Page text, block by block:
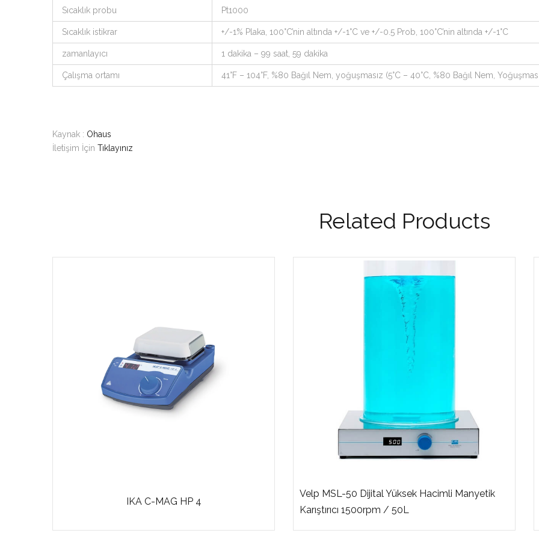
Sıcaklık probu Pt1000
Sıcaklık istikrar +/-1% Plaka, 100°C’nin altında +/-1°C ve +/-0.5 Prob, 100°C’nin altında +/-1°C
zamanlayıcı 1 dakika – 99 saat, 59 dakika
Çalışma ortamı 41°F – 104°F, %80 Bağıl Nem, yoğuşmasız (5°C – 40°C, %80 Bağıl Nem,
Kaynak : Ohaus
İletişim İçin Tıklayınız
Related Products
IKA C-MAG HP 4
Velp MSL-50 Dijital Yüksek Hacimli Manyetik
Karıştırıcı 1500rpm / 50L